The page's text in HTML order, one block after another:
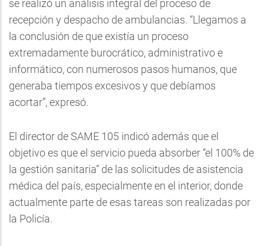
se realizó un análisis integral del proceso de
recepción y despacho de ambulancias. “Llegamos a
la conclusión de que existía un proceso
extremadamente burocrático, administrativo e
informático, con numerosos pasos humanos, que
generaba tiempos excesivos y que debíamos
acortar”, expresó.
El director de SAME 105 indicó además que el
objetivo es que el servicio pueda absorber “el 100% de
la gestión sanitaria” de las solicitudes de asistencia
médica del país, especialmente en el interior, donde
actualmente parte de esas tareas son realizadas por
la Policía.